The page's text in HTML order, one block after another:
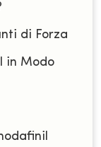
di Forza
in Modo